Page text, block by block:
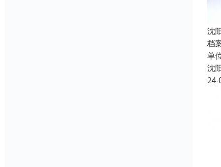
沈
档
单
沈
24-